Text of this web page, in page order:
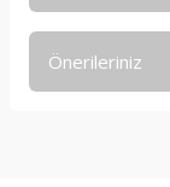
Önerileriniz